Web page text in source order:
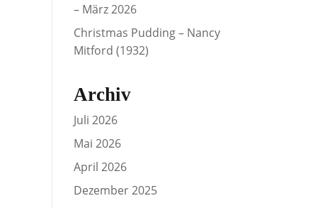
– März 2026
Christmas Pudding – Nancy
Mitford (1932)
Archiv
Juli 2026
Mai 2026
April 2026
Dezember 2025